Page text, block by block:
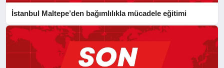
İstanbul Maltepe’den bağımlılıkla mücadele eğitimi